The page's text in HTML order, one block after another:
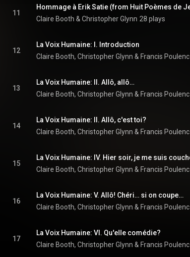
11
Claire Booth & Christopher Glynn 28 plays
12
La Voix Humaine: I. Introduction
Claire Booth, Christopher Glynn & Francis Poulenc
13
La Voix Humaine: II. Allô, allô…
Claire Booth, Christopher Glynn & Francis Poulenc
14
La Voix Humaine: II. Allô, c'est toi?
Claire Booth, Christopher Glynn & Francis Poulenc
15
Claire Booth, Christopher Glynn & Francis Poulenc
16
La Voix Humaine: V. Allô! Chéri… si on coupe…
Claire Booth, Christopher Glynn & Francis Poulenc
17
La Voix Humaine: VI. Qu'elle comédie?
Claire Booth, Christopher Glynn & Francis Poulenc